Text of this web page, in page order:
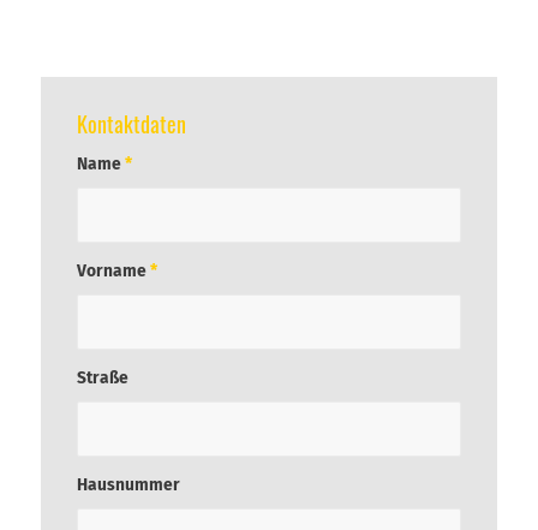
Kontaktdaten
Name*
Vorname*
Straße
Hausnummer